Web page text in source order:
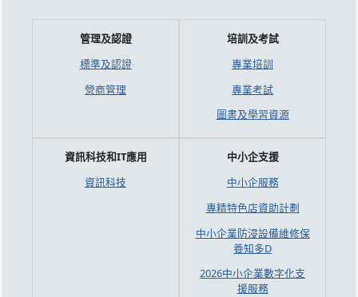
管理及認證
標準及認證
營商管理
培訓及考試
專業培訓
專業考試
圖書及學習資源
資訊科技和IT應用
資訊科技
中小企支援
中小企服務
專精特色店資助計劃
中小企業防浸設備維修保
養知多D
2026中小企業數字化支
援服務